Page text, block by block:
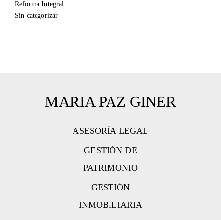
Reforma Integral
Sin categorizar
MARIA PAZ GINER
ASESORÍA LEGAL
GESTIÓN DE
PATRIMONIO
GESTIÓN
INMOBILIARIA